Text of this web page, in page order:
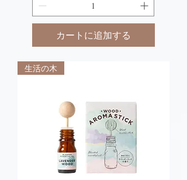
カートに追加する
生活の木